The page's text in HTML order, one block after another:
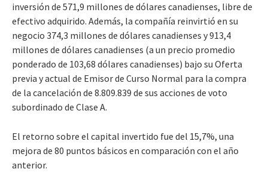
inversión de 571,9 millones de dólares canadienses, libre de
efectivo adquirido. Además, la compañía reinvirtió en su
negocio 374,3 millones de dólares canadienses y 913,4
millones de dólares canadienses (a un precio promedio
ponderado de 103,68 dólares canadienses) bajo su Oferta
previa y actual de Emisor de Curso Normal para la compra
de la cancelación de 8.809.839 de sus acciones de voto
subordinado de Clase A.
El retorno sobre el capital invertido fue del 15,7%, una
mejora de 80 puntos básicos en comparación con el año
anterior.